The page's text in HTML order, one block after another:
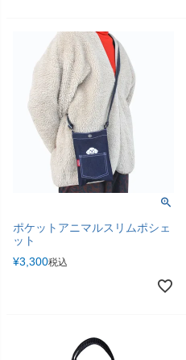
ポケットアニマルスリムポシェ
ット
¥3,300税込